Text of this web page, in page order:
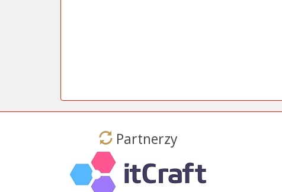
Partnerzy